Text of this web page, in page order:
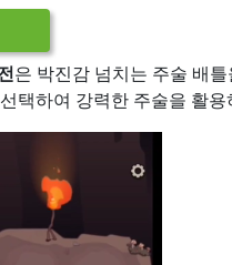
은 박진감 넘치는 주술 배
택하여 강력한 주술을 활